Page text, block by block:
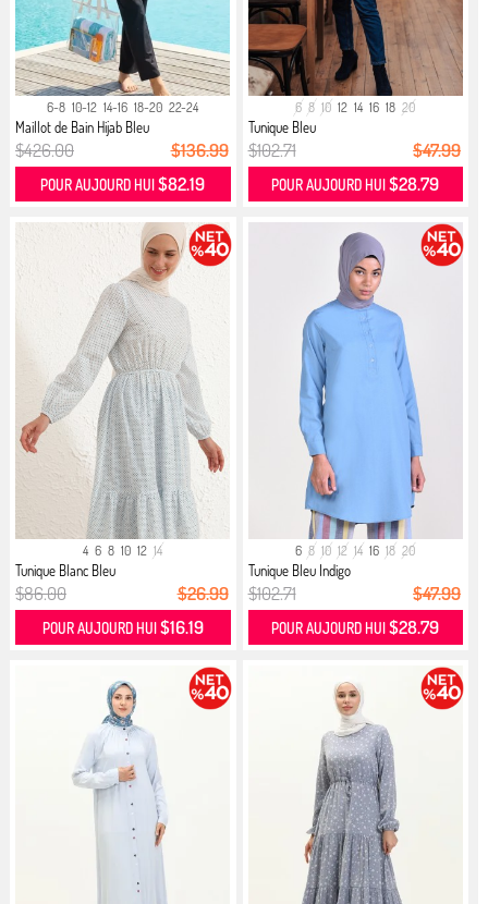
6-8 10-12 14-16 18-20 22-24
Maillot de Bain Hijab Bleu
$426.00 $136.99
POUR AUJOURD HUI$82.19
6 8 10 12 14 16 18 20
Tunique Bleu
$102.71 $47.99
POUR AUJOURD HUI$28.79
4 6 8 10 12 14
Tunique Blanc Bleu
$86.00 $26.99
POUR AUJOURD HUI $16.19
6 8 10 12 14 16 18 20
Tunique Bleu Indigo
$102.71 $47.99
POUR AUJOURD HUI$28.79